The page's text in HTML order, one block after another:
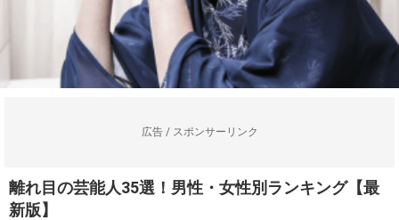
広告 / スポンサーリンク
離れ目の芸能人35選！男性・女性別ランキング【最
新版】